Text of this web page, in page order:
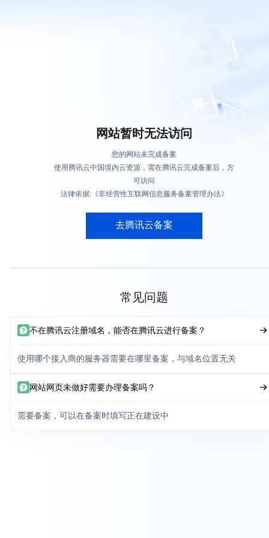
网站暂时无法访问
您的网站未完成备案
使用腾讯云中国境内云资源，需在腾讯云完成备案后，方
可访问
法律依据:《非经营性互联网信息服务备案管理办法》
去腾讯云备案
常见问题
不在腾讯云注册域名，能否在腾讯云进行备案？
使用哪个接入商的服务器需要在哪里备案，与域名位置无关
网站网页未做好需要办理备案吗？
需要备案，可以在备案时填写正在建设中